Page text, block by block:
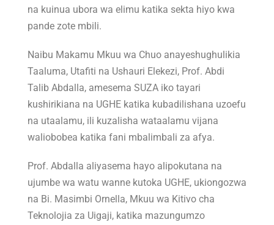
na kuinua ubora wa elimu katika sekta hiyo kwa
pande zote mbili.
Naibu Makamu Mkuu wa Chuo anayeshughulikia
Taaluma, Utafiti na Ushauri Elekezi, Prof. Abdi
Talib Abdalla, amesema SUZA iko tayari
kushirikiana na UGHE katika kubadilishana uzoefu
na utaalamu, ili kuzalisha wataalamu vijana
waliobobea katika fani mbalimbali za afya.
Prof. Abdalla aliyasema hayo alipokutana na
ujumbe wa watu wanne kutoka UGHE, ukiongozwa
na Bi. Masimbi Ornella, Mkuu wa Kitivo cha
Teknolojia za Uigaji, katika mazungumzo